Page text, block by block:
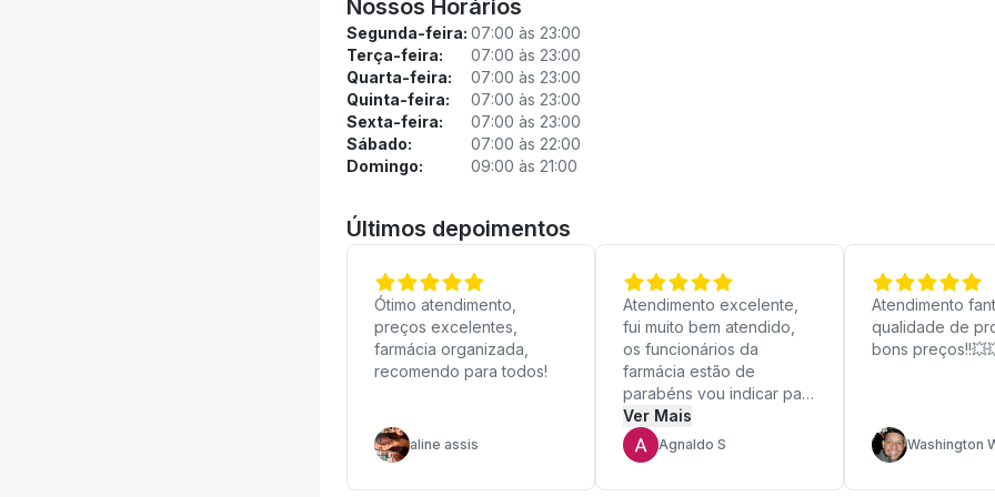
Nossos Horários
Segunda-feira: 07:00 às 23:00
Terça-feira:
07:00 às 23:00
Quarta-feira:
07:00 às 23:00
Quinta-feira:
07:00 às 23:00
Sexta-feira:
07:00 às 23:00
Sábado:
07:00 às 22:00
Domingo:
09:00 às 21:00
Últimos depoimentos
Ótimo atendimento,
preços excelentes,
farmácia organizada,
recomendo para todos!
aline assis
Atendimento excelente,
fui muito bem atendido,
os funcionários da
farmácia estão de
parabéns vou indicar para
mais pessoas.
Ver Mais
Agnaldo S
Atendimento
qualidade de
bons
Washington